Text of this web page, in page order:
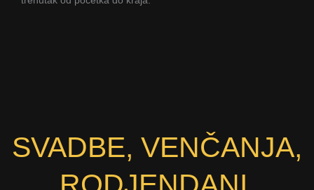
SVADBE, VENČANJA,